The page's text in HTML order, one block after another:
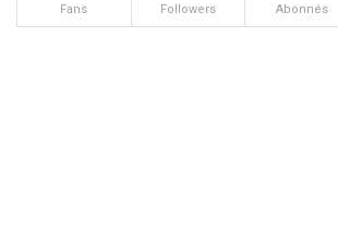
Fans Followers Abonnés